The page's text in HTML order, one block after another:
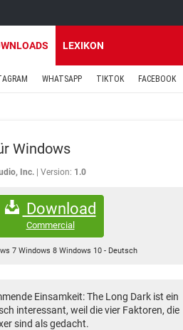
LEXIKON
WHATSAPP TIKTOK FACEBOOK
Windows
Inc. Version: 1.0
Download
Commercial
7 Windows 8 Windows 10 - Deutsch
Einsamkeit: The Long Dark ist ein
interessant, weil die vier Faktoren, die
sind als gedacht.